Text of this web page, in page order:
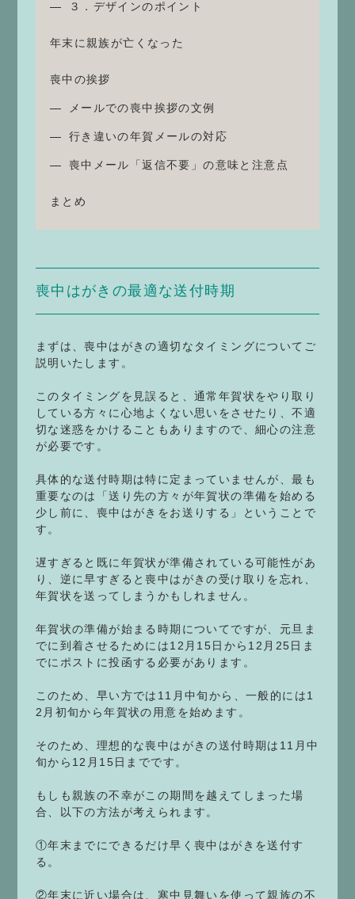
３．デザインのポイント
年末に親族が亡くなった
喪中の挨拶
メールでの喪中挨拶の文例
行き違いの年賀メールの対応
喪中メール「返信不要」の意味と注意点
まとめ
喪中はがきの最適な送付時期
まずは、喪中はがきの適切なタイミングについてご
説明いたします。
このタイミングを見誤ると、通常年賀状をやり取り
している方々に心地よくない思いをさせたり、不適
切な迷惑をかけることもありますので、細心の注意
が必要です。
具体的な送付時期は特に定まっていませんが、最も
重要なのは「送り先の方々が年賀状の準備を始める
少し前に、喪中はがきをお送りする」ということで
す。
遅すぎると既に年賀状が準備されている可能性があ
り、逆に早すぎると喪中はがきの受け取りを忘れ、
年賀状を送ってしまうかもしれません。
年賀状の準備が始まる時期についてですが、元旦ま
でに到着させるためには12月15日から12月25日ま
でにポストに投函する必要があります。
このため、早い方では11月中旬から、一般的には1
2月初旬から年賀状の用意を始めます。
そのため、理想的な喪中はがきの送付時期は11月中
旬から12月15日までです。
もしも親族の不幸がこの期間を越えてしまった場
合、以下の方法が考えられます。
①年末までにできるだけ早く喪中はがきを送付す
る。
②年末に近い場合は、寒中見舞いを使って親族の不